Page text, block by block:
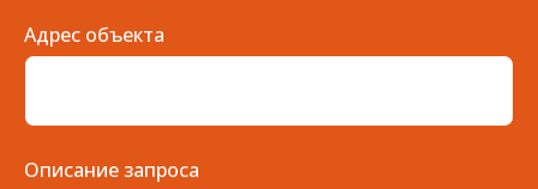
Адрес объекта
Описание запроса